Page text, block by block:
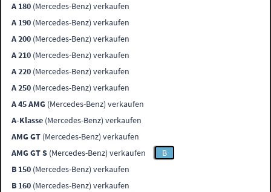
A 180 (Mercedes-Benz) verkaufen
A 190 (Mercedes-Benz) verkaufen
A 200 (Mercedes-Benz) verkaufen
A 210 (Mercedes-Benz) verkaufen
A 220 (Mercedes-Benz) verkaufen
A 250 (Mercedes-Benz) verkaufen
A 45 AMG (Mercedes-Benz) verkaufen
A-Klasse (Mercedes-Benz) verkaufen
AMG GT (Mercedes-Benz) verkaufen
AMG GT S (Mercedes-Benz) verkaufen
B
B 150 (Mercedes-Benz) verkaufen
B 160 (Mercedes-Benz) verkaufen